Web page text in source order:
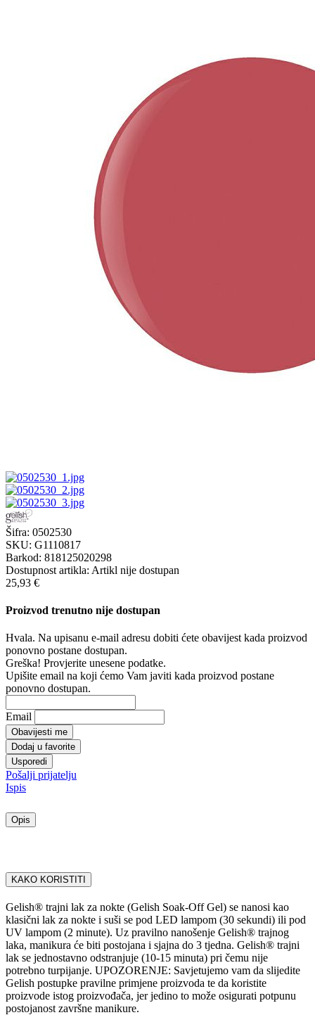
Šifra: 0502530
SKU: G1110817
Barkod: 818125020298
Dostupnost artikla: Artikl nije dostupan
25,93 €
Proizvod trenutno nije dostupan
Hvala. Na upisanu e-mail adresu dobiti ćete obavijest kada proizvod
ponovno postane dostupan.
Greška! Provjerite unesene podatke.
Upišite email na koji ćemo Vam javiti kada proizvod postane
ponovno dostupan.
Email
Obavijesti me
Dodaj u favorite
Usporedi
Pošalji prijatelju
Ispis
Opis
KAKO KORISTITI
Gelish® trajni lak za nokte (Gelish Soak-Off Gel) se nanosi kao
klasični lak za nokte i suši se pod LED lampom (30 sekundi) ili pod
UV lampom (2 minute). Uz pravilno nanošenje Gelish® trajnog
laka, manikura će biti postojana i sjajna do 3 tjedna. Gelish® trajni
lak se jednostavno odstranjuje (10-15 minuta) pri čemu nije
potrebno turpijanje. UPOZORENJE: Savjetujemo vam da slijedite
Gelish postupke pravilne primjene proizvoda te da koristite
proizvode istog proizvođača, jer jedino to može osigurati potpunu
postojanost završne manikure.